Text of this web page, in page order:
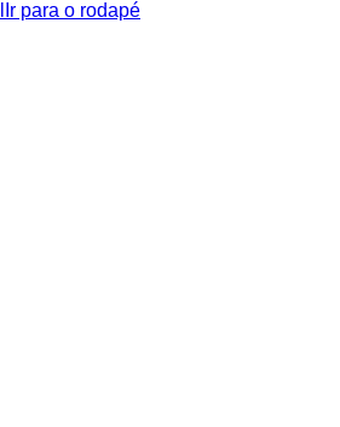
Ir para o rodapé